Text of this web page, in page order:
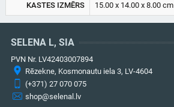
KASTES IZMĒRS 15.00 x 14.00 x 8.00 cm
SELENA L, SIA
PVN Nr. LV42403007894
Rēzekne, Kosmonautu iela 3, LV-4604
(+371) 27 070 075
shop@selenal.lv